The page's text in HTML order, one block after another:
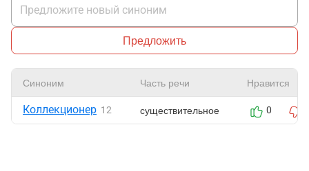
Предложить
Синоним Часть речи Нравится
Коллекционер 12 существительное 0